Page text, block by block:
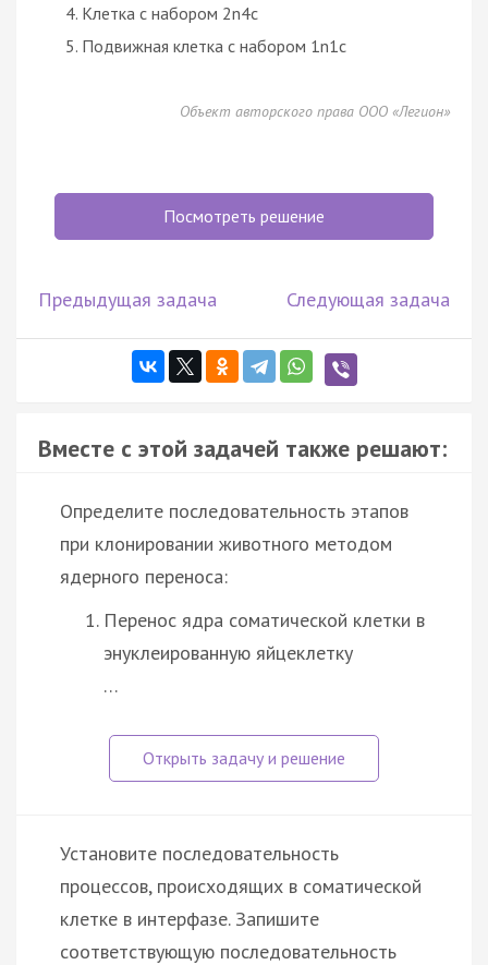
Клетка с набором 2n4c
Подвижная клетка с набором 1n1c
Объект авторского права ООО «Легион»
Посмотреть решение
Предыдущая задача Следующая задача
Вместе с этой задачей также решают:
Определите последовательность этапов
при клонировании животного методом
ядерного переноса:
Перенос ядра соматической клетки в
энуклеированную яйцеклетку
…
Установите последовательность
процессов, происходящих в соматической
клетке в интерфазе. Запишите
соответствующую последовательность